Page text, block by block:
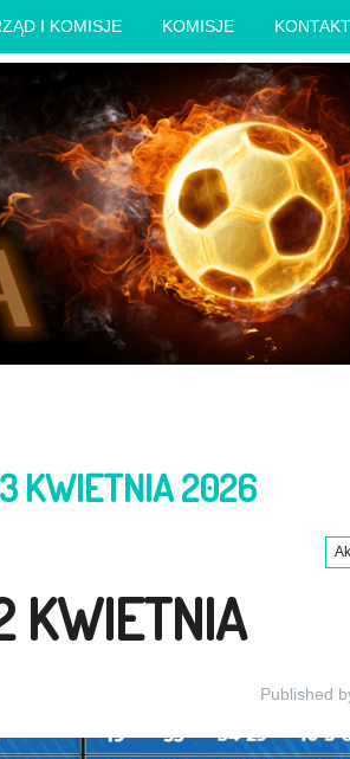
I KOMISJE KOMISJE KONTAKT
KWIETNIA 2026
KWIETNIA
Published